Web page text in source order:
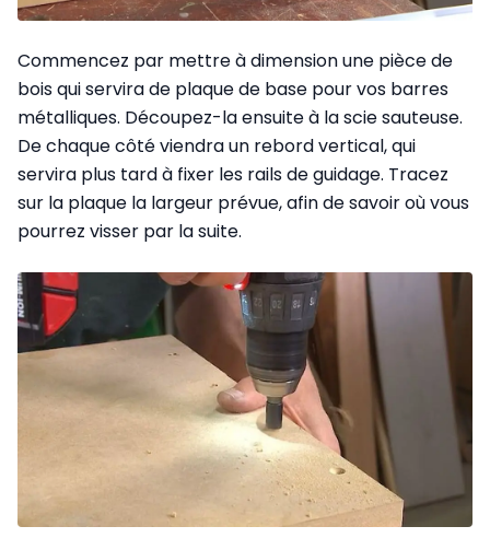
Commencez par mettre à dimension une pièce de
bois qui servira de plaque de base pour vos barres
métalliques. Découpez-la ensuite à lascie sauteuse.
De chaque côté viendra un rebord vertical, qui
servira plus tard à fixer les rails de guidage. Tracez
sur la plaque la largeur prévue, afin de savoir où vous
pourrez visser par la suite.